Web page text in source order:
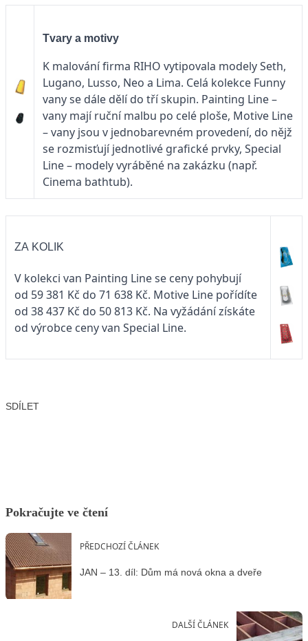
Tvary a motivy
K malování firma RIHO vytipovala modely Seth,
Lugano, Lusso, Neo a Lima. Celá kolekce Funny
vany se dále dělí do tří skupin. Painting Line –
vany mají ruční malbu po celé ploše, Motive Line
– vany jsou v jednobarevném provedení, do nějž
se rozmisťují jednotlivé grafické prvky, Special
Line – modely vyráběné na zakázku (např.
Cinema bathtub).
ZA KOLIK
V kolekci van Painting Line se ceny pohybují
od 59 381 Kč do 71 638 Kč. Motive Line pořídíte
od 38 437 Kč do 50 813 Kč. Na vyžádání získáte
od výrobce ceny van Special Line.
SDÍLET
Pokračujte ve čtení
PŘEDCHOZÍ ČLÁNEK
JAN – 13. díl: Dům má nová okna a dveře
DALŠÍ ČLÁNEK